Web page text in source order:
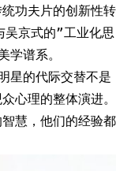
功夫片的创新性转
吴京式的”工业化思
学谱系。
星的代际交替不是
心理的整体演进。
慧，他们的经验都